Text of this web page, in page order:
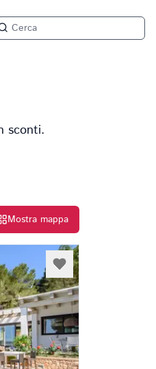
sconti.
Mostra mappa